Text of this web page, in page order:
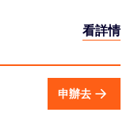
看詳情
申辦去